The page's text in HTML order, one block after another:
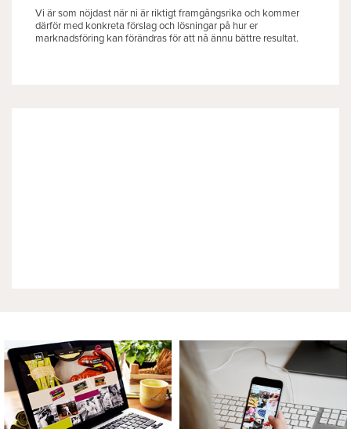
Vi är som nöjdast när ni är riktigt framgångsrika och kommer
därför med konkreta förslag och lösningar på hur er
marknadsföring kan förändras för att nå ännu bättre resultat.